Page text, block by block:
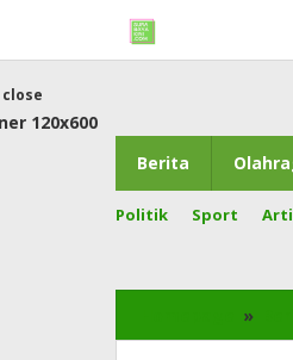
content
Berita
Politik Sport
close
»